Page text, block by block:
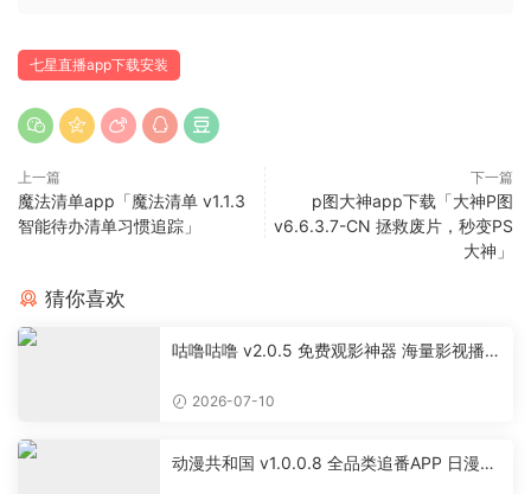
七星直播app下载安装
上一篇
魔法清单app「魔法清单 v1.1.3
智能待办清单习惯追踪」
下一篇
p图大神app下载「大神P图
v6.6.3.7-CN 拯救废片，秒变PS
大神」
猜你喜欢
咕噜咕噜 v2.0.5 免费观影神器 海量影视播放
2026-07-10
动漫共和国 v1.0.0.8 全品类追番APP 日漫国